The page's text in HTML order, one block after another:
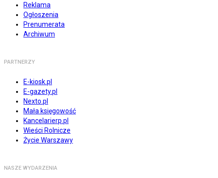
Reklama
Ogłoszenia
Prenumerata
Archiwum
PARTNERZY
E-kiosk.pl
E-gazety.pl
Nexto.pl
Mała księgowość
Kancelarierp.pl
Wieści Rolnicze
Życie Warszawy
NASZE WYDARZENIA